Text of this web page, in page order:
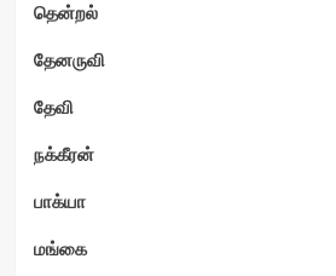
தென்றல்
தேனருவி
தேவி
நக்கீரன்
பாக்யா
மங்கை